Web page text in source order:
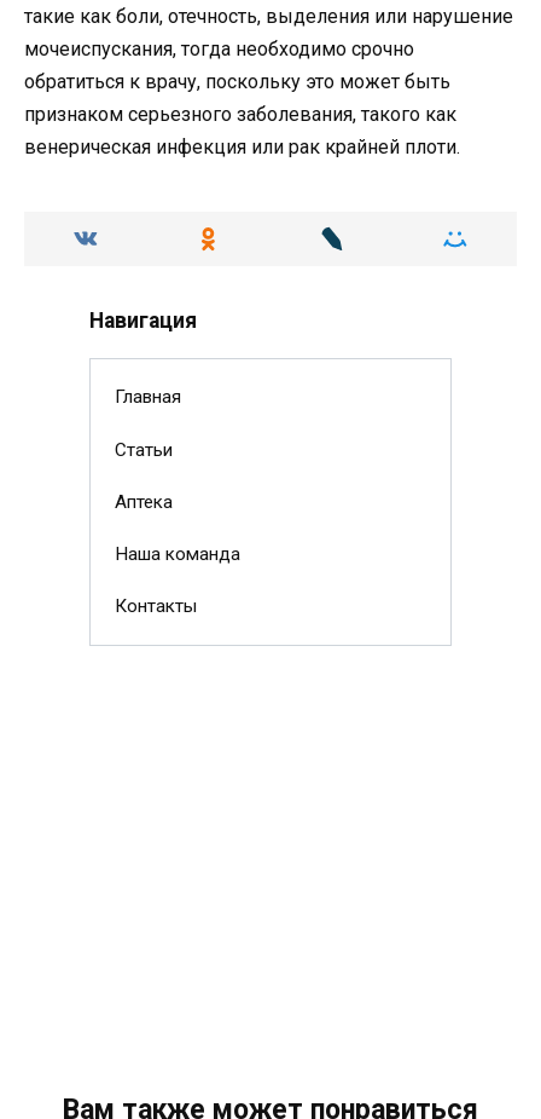
такие как боли, отечность, выделения или нарушение
мочеиспускания, тогда необходимо срочно
обратиться к врачу, поскольку это может быть
признаком серьезного заболевания, такого как
венерическая инфекция или рак крайней плоти.
Навигация
Главная
Статьи
Аптека
Наша команда
Контакты
Вам также может понравиться